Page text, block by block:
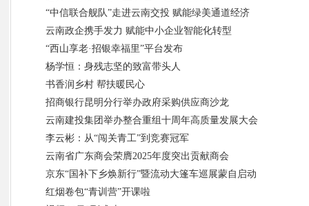
“中信联合舰队”走进云南交投 赋能绿美通道经济
云南政企携手发力 赋能中小企业智能化转型
“西山享老·招银幸福里”平台发布
杨学恒：身残志坚的致富带头人
书香润乡村 帮扶暖民心
招商银行昆明分行举办政府采购供应商沙龙
云南建投集团举办整合重组十周年高质量发展大会
李云彬：从“闯关青工”到竞赛冠军
云南省广东商会荣膺2025年度突出贡献商会
京东“国补下乡焕新行”暨流动大篷车巡展蒙自启动
红烟卷包“青训营”开课啦